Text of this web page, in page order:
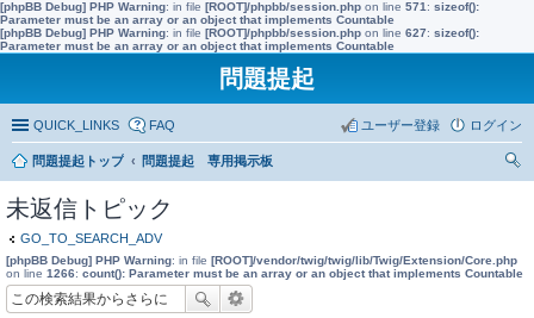
[phpBB Debug] PHP Warning: in file [ROOT]/phpbb/session.php on line 571 : sizeof():
Parameter must be an array or an object that implements Countable
[phpBB Debug] PHP Warning: in file [ROOT]/phpbb/session.php on line 627: sizeof():
Parameter must be an array or an object that implements Countable
問題提起
QUICK_LINKS FAQ ログイン
ユーザー登録
問題提起トップ
問題提起 専用掲示板
未返信トピック
GO_TO_SEARCH_ADV
[phpBB Debug] PHP Warning: in file [ROOT]/vendor/twig/twig/lib/Twig/Extension/Core.php
on line 1266: count(): Parameter must be an array or an object that implements Countable